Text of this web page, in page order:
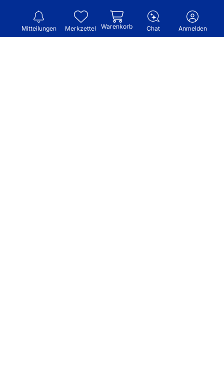
Mitteilungen Merkzettel Warenkorb Chat Anmelden